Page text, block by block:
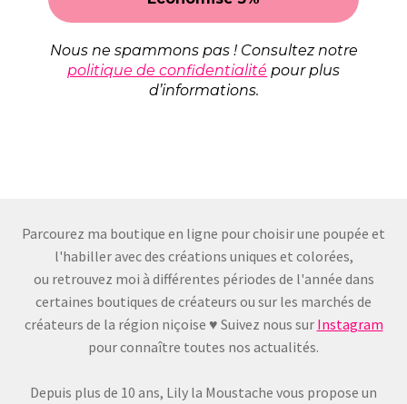
Nous ne spammons pas ! Consultez notre
politique de confidentialité pour plus
d’informations.
Parcourez ma boutique en ligne pour choisir une poupée et
l'habiller avec des créations uniques et colorées,
ou retrouvez moi à différentes périodes de l'année dans
certaines boutiques de créateurs ou sur les marchés de
créateurs de la région niçoise ♥ Suivez nous sur Instagram
pour connaître toutes nos actualités.
Depuis plus de 10 ans, Lily la Moustache vous propose un